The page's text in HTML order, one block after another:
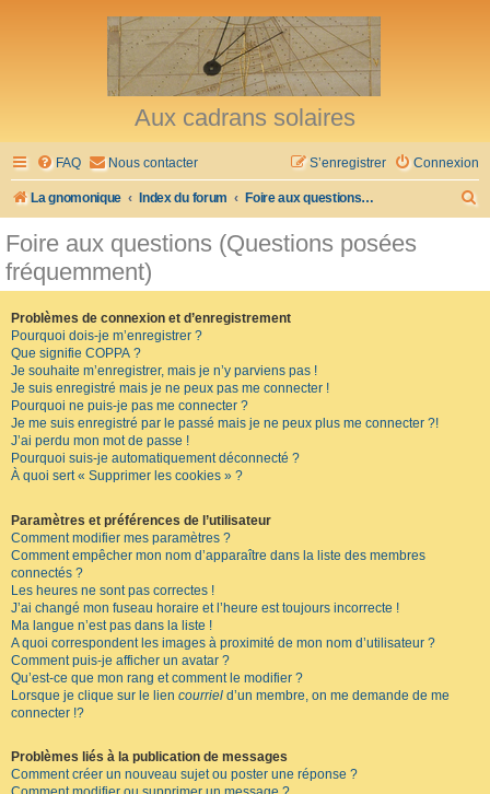
Aux cadrans solaires
FAQ Nous contacter Connexion
S’enregistrer
La gnomonique Index du forum Foire aux questions (Questions posées fréquemment)
Foire aux questions (Questions posées
fréquemment)
Problèmes de connexion et d’enregistrement
Pourquoi dois-je m’enregistrer ?
Que signifie COPPA ?
Je souhaite m’enregistrer, mais je n’y parviens pas !
Je suis enregistré mais je ne peux pas me connecter !
Pourquoi ne puis-je pas me connecter ?
Je me suis enregistré par le passé mais je ne peux plus me connecter ?!
J’ai perdu mon mot de passe !
Pourquoi suis-je automatiquement déconnecté ?
À quoi sert « Supprimer les cookies » ?
Paramètres et préférences de l’utilisateur
Comment modifier mes paramètres ?
Comment empêcher mon nom d’apparaître dans la liste des membres
connectés ?
Les heures ne sont pas correctes !
J’ai changé mon fuseau horaire et l’heure est toujours incorrecte !
Ma langue n’est pas dans la liste !
A quoi correspondent les images à proximité de mon nom d’utilisateur ?
Comment puis-je afficher un avatar ?
Qu’est-ce que mon rang et comment le modifier ?
Lorsque je clique sur le lien courriel d’un membre, on me demande de me
connecter !?
Problèmes liés à la publication de messages
Comment créer un nouveau sujet ou poster une réponse ?